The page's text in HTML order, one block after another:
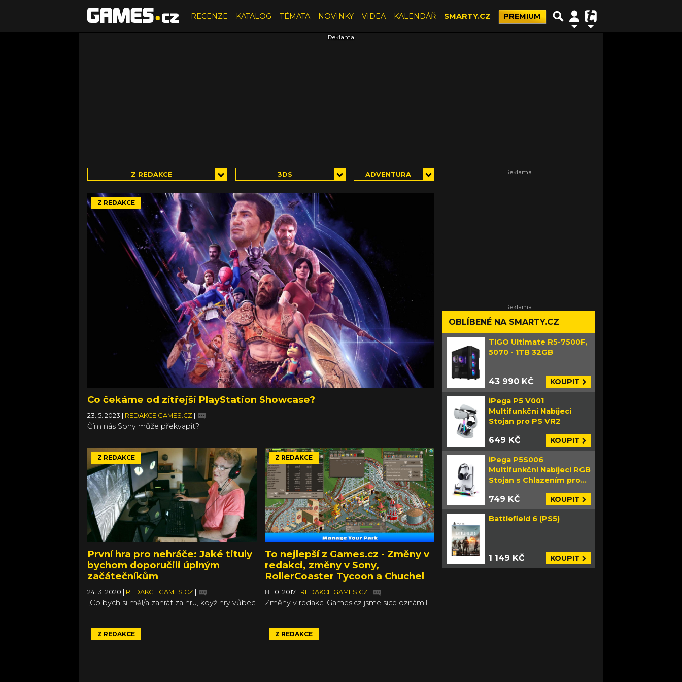
RECENZE KATALOG TÉMATA NOVINKY VIDEA KALENDÁŘ SMARTY.CZ PREMIUM
Z REDAKCE 3DS ADVENTURA
Z REDAKCE
Co čekáme od zítřejší PlayStation Showcase?
23. 5. 2023 | REDAKCE GAMES.CZ |
Čím nás Sony může překvapit?
Z REDAKCE
První hra pro nehráče: Jaké tituly
bychom doporučili úplným
začátečníkům
24. 3. 2020 REDAKCE GAMES.CZ
„Co bych si měl/a zahrát za hru, když hry vůbec
poměrně často a není zas tak snadné na ni
Z REDAKCE
To nejlepší z Games.cz - Změny v
redakci, změny v Sony,
RollerCoaster Tycoon a Chuchel
8. 10. 2017 REDAKCE GAMES.CZ
Změny v redakci Games.cz jsme sice oznámili
formě textového oznámení. Šéfredaktorskou
Z REDAKCE Z REDAKCE
OBLÍBENÉ NA SMARTY.CZ
TIGO Ultimate R5-7500F,
5070 - 1TB 32GB
43 990 KČ KOUPIT
iPega P5 V001
Multifunkční Nabíjecí
Stojan pro PS VR2
649 KČ KOUPIT
iPega P5S006
Multifunkční Nabíjecí RGB
Stojan s Chlazením pro
749 KČ KOUPIT
Battlefield 6 (PS5)
1 149 KČ KOUPIT